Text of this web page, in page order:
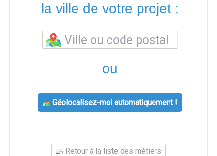
la ville de votre projet :
ou
Géolocalisez-moi automatiquement !
Retour à la liste des métiers